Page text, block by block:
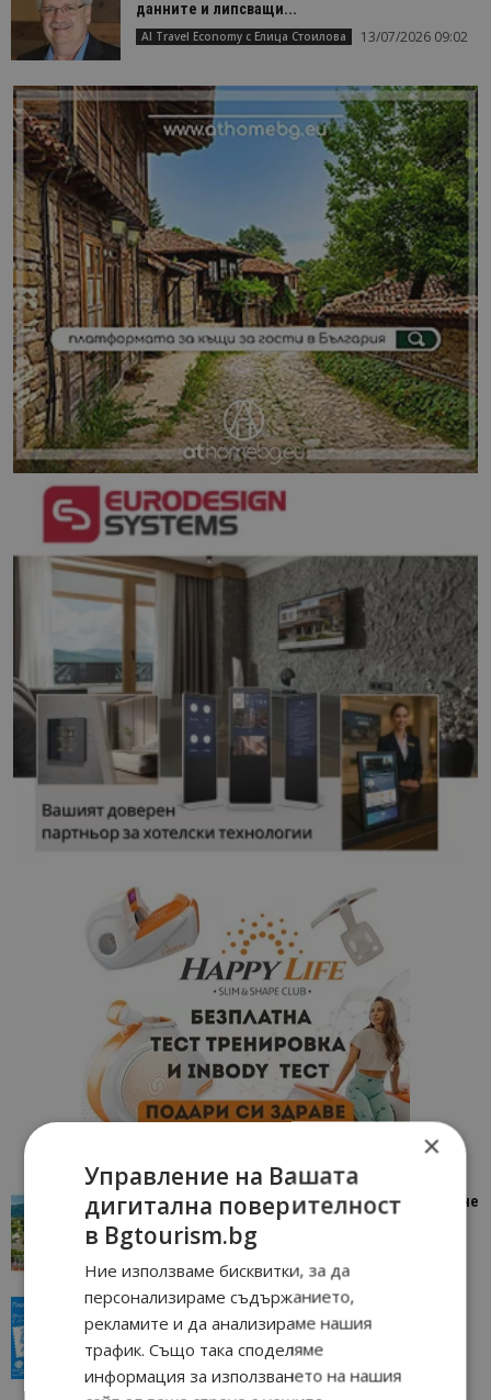
данните и липсващи...
AI Travel Economy с Елица Стоилова 13/07/2026 09:02
“Пощенска картичка от…”: Петрич – Изживяване
11/07/2026 11:22
“Пощенска картичка от…”: Пловдив, градът на
всички времена
Пловдив 23/06/2026 10:00
×
Управление на Вашата
дигитална поверителност
в Bgtourism.bg
Ние използваме бисквитки, за да
персонализираме съдържанието,
рекламите и да анализираме нашия
трафик. Също така споделяме
информация за използването на нашия